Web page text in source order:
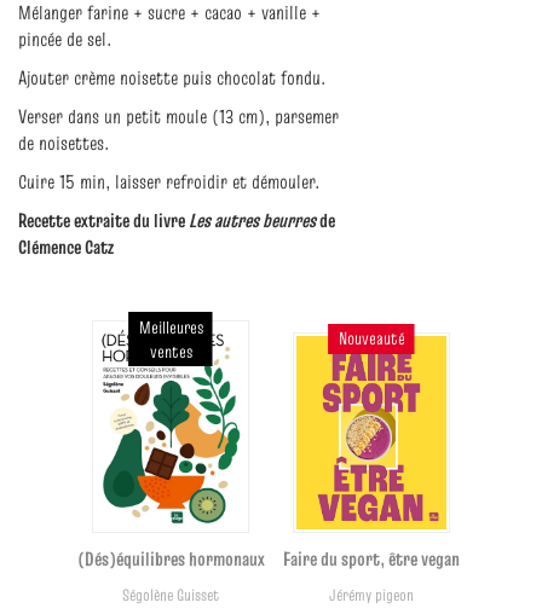
Mélanger farine + sucre + cacao + vanille +
pincée de sel.
Ajouter crème noisette puis chocolat fondu.
Verser dans un petit moule (13 cm), parsemer
de noisettes.
Cuire 15 min, laisser refroidir et démouler.
Recette extraite du livreLes autres beurresde
Clémence Catz
Meilleures
ventes
(Dés)équilibres hormonaux
Ségolène Guisset
Nouveauté
Faire du sport, être vegan
Jérémy pigeon